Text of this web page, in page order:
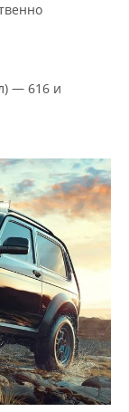
— 616 и